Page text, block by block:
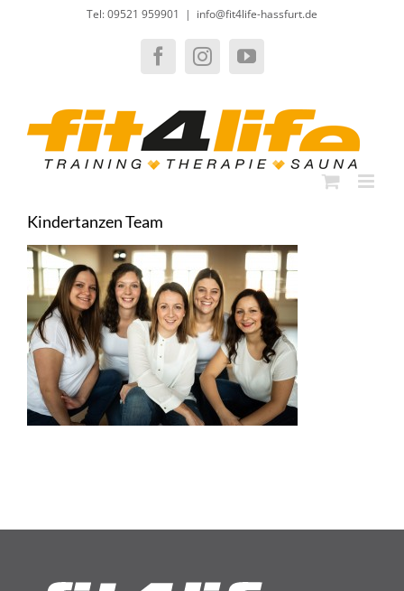
Tel: 09521 959901 | info@fit4life-hassfurt.de
FacebookInstagramYouTube
Kindertanzen Team